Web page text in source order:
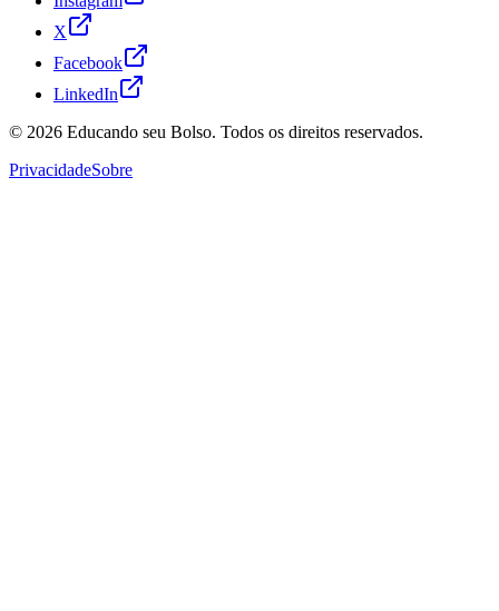
X
Facebook
LinkedIn
© 2026 Educando seu Bolso. Todos os direitos reservados.
PrivacidadeSobre